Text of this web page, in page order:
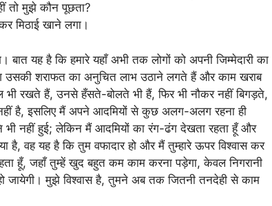
तो मुझे कौन पूछता?
मिठाई खाने लगा।
बात यह है कि हमारे यहाँ अभी तक लोगों को अपनी जिम्मेदारी का
उसकी शराफत का अनुचित लाभ उठाने लगते हैं और काम खराब
रखते हैं, उनसे हँसते-बोलते भी हैं, फिर भी नौकर नहीं बिगड़ते,
है, इसलिए मैं अपने आदमियों से कुछ अलग-अलग रहना ही
नहीं हुई; लेकिन मैं आदमियों का रंग-ढंग देखता रहता हूँ और
है, वह यह है कि तुम वफादार हो और मैं तुम्हारे ऊपर विश्वास कर
हूँ, जहाँ तुम्हें खुद बहुत कम काम करना पड़ेगा, केवल निगरानी
जायेगी। मुझे विश्वास है, तुमने अब तक जितनी तनदेही से काम